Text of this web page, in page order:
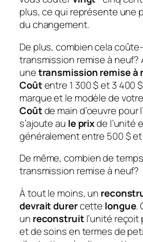
plus, ce qui représente une
du changement.
De plus, combien cela
transmission remise à neuf?
unetransmission remise à
Coûtentre 1 300 $ et 3 400
marque et le modèle de
Coûtde main d’oeuvre pour
s’ajoute au le prixde l’unité
généralement entre 500 $ et
De même, combien de
transmission remise à neuf?
À tout le moins, un
devrait durercette longue.
un reconstruitl’unité reçoit
et de soins en termes de